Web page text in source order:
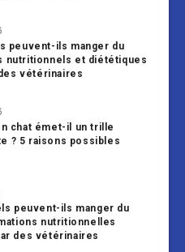
peuvent-ils manger du
nutritionnels et diététiques
vétérinaires
chat émet-il un trille
? 5 raisons possibles
peuvent-ils manger du
nutritionnelles
des vétérinaires